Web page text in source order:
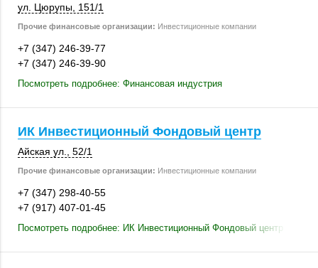
ул. Цюрупы 151/1
Прочие финансовые организации: Инвестиционные компании
+7 (347) 246-39-77
+7 (347) 246-39-90
Посмотреть подробнее: Финансовая индустрия
ИК Инвестиционный Фондовый центр
Айская ул. 52/1
Прочие финансовые организации: Инвестиционные компании
+7 (347) 298-40-55
+7 (917) 407-01-45
Посмотреть подробнее: ИК Инвестиционный Фондовый центр